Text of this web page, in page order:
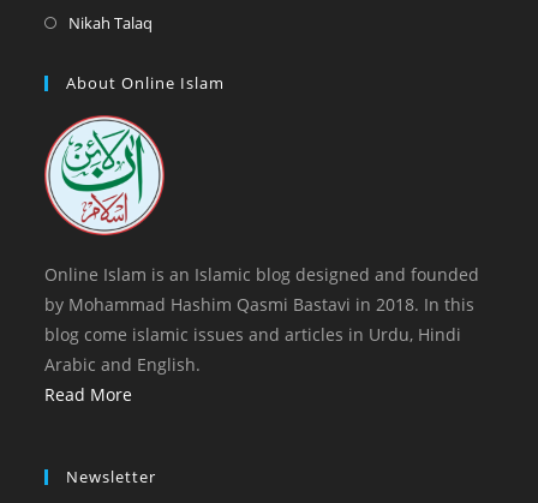
tab
in
new
Nikah Talaq
a
tab
About Online Islam
Online Islam is an Islamic blog designed and founded
by Mohammad Hashim Qasmi Bastavi in 2018. In this
blog come islamic issues and articles in Urdu, Hindi
Arabic and English.
Read More
Newsletter